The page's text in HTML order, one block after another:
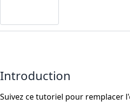
Introduction
Suivez ce tutoriel pour remplacer